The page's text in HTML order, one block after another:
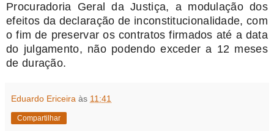
Procuradoria Geral da Justiça, a modulação dos
efeitos da declaração de inconstitucionalidade, com
o fim de preservar os contratos firmados até a data
do julgamento, não podendo exceder a 12 meses
de duração.
Eduardo Ericeira às 11:41
Compartilhar